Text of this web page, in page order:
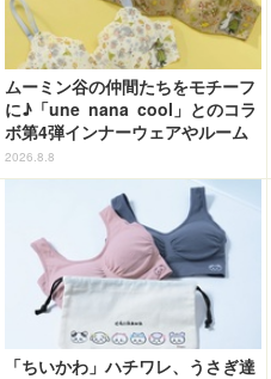
ムーミン谷の仲間たちをモチーフ
に♪「une nana cool」とのコラ
ボ第4弾インナーウェアやルーム
ウェアが登場！
2026.8.8
「ちいかわ」ハチワレ、うさぎ達